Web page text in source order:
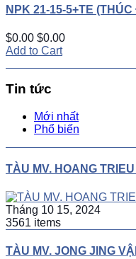
NPK 21-15-5+TE
$0.00 $0.00
Add to Cart
Tin tức
Mới nhất
Phổ biến
TÀU MV. HOANG
Tháng 10 15, 2024
3561 items
TÀU MV. JONG JING